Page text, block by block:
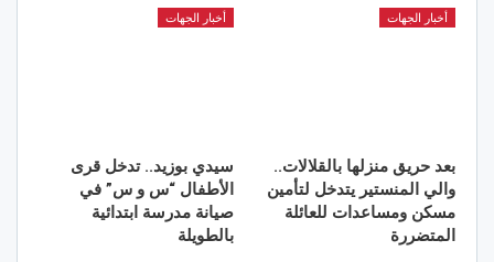
أخبار الجهات
بعد حريق منزلها بالقلالات..
والي المنستير يتدخل لتأمين
مسكن ومساعدات للعائلة
المتضررة
أخبار الجهات
سيدي بوزيد.. تدخل قرى
الأطفال “س و س” في
صيانة مدرسة ابتدائية
بالطويلة